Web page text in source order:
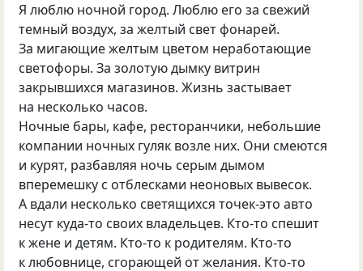
Я люблю ночной город. Люблю его за свежий
темный воздух, за желтый свет фонарей.
За мигающие желтым цветом неработающие
светофоры. За золотую дымку витрин
закрывшихся магазинов. Жизнь застывает
на несколько часов.
Ночные бары, кафе, ресторанчики, небольшие
компании ночных гуляк возле них. Они смеются
и курят, разбавляя ночь серым дымом
вперемешку с отблесками неоновых вывесок.
А вдали несколько светящихся точек-это авто
несут куда-то своих владельцев. Кто-то спешит
к жене и детям. Кто-то к родителям. Кто-то
к любовнице, сгорающей от желания. Кто-то